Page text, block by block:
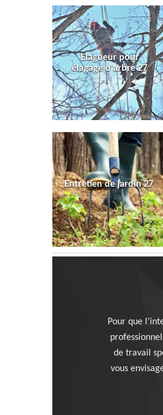
Elagueur pour
élagage d'arbre 27
Entretien de jardin 27
Pour que
de travail
vous